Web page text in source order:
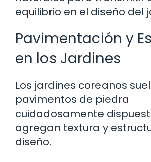
equilibrio en el diseño del
Pavimentación y
en los Jardines
Los jardines coreanos
pavimentos de piedra
cuidadosamente
agregan textura y
diseño.